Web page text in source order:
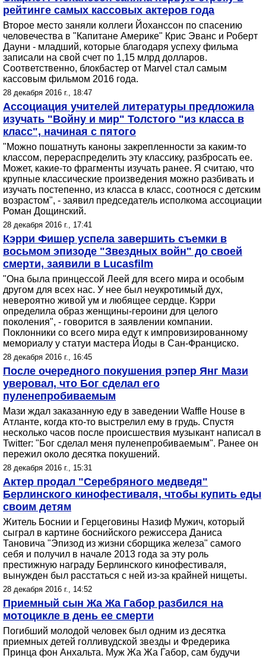
рейтинге самых кассовых актеров года
Второе место заняли коллеги Йоханссон по спасению
человечества в "Капитане Америке" Крис Эванс и Роберт
Дауни - младший, которые благодаря успеху фильма
записали на свой счет по 1,15 млрд долларов.
Соответственно, блокбастер от Marvel стал самым
кассовым фильмом 2016 года.
28 декабря 2016 г., 18:47
Ассоциация учителей литературы предложила
изучать "Войну и мир" Толстого "из класса в
класс", начиная с пятого
"Можно пошатнуть каноны закрепленности за каким-то
классом, перераспределить эту классику, разбросать ее.
Может, какие-то фрагменты изучать ранее. Я считаю, что
крупные классические произведения можно разбивать и
изучать постепенно, из класса в класс, соотнося с детским
возрастом", - заявил председатель исполкома ассоциации
Роман Дощинский.
28 декабря 2016 г., 17:41
Кэрри Фишер успела завершить съемки в
восьмом эпизоде "Звездных войн" до своей
смерти, заявили в Lucasfilm
"Она была принцессой Леей для всего мира и особым
другом для всех нас. У нее был неукротимый дух,
невероятно живой ум и любящее сердце. Кэрри
определила образ женщины-героини для целого
поколения", - говорится в заявлении компании.
Поклонники со всего мира едут к импровизированному
мемориалу у статуи мастера Йоды в Сан-Франциско.
28 декабря 2016 г., 16:45
После очередного покушения рэпер Янг Мази
уверовал, что Бог сделал его
пуленепробиваемым
Мази ждал заказанную еду в заведении Waffle House в
Атланте, когда кто-то выстрелил ему в грудь. Спустя
несколько часов после происшествия музыкант написал в
Twitter: "Бог сделал меня пуленепробиваемым". Ранее он
пережил около десятка покушений.
28 декабря 2016 г., 15:31
Актер продал "Серебряного медведя"
Берлинского кинофестиваля, чтобы купить еды
своим детям
Житель Боснии и Герцеговины Назиф Мужич, который
сыграл в картине боснийского режиссера Даниса
Тановича "Эпизод из жизни сборщика железа" самого
себя и получил в начале 2013 года за эту роль
престижную награду Берлинского кинофестиваля,
вынужден был расстаться с ней из-за крайней нищеты.
28 декабря 2016 г., 14:52
Приемный сын Жа Жа Габор разбился на
мотоцикле в день ее смерти
Погибший молодой человек был одним из десятка
приемных детей голливудской звезды и Фредерика
Принца фон Анхальта. Муж Жа Жа Габор, сам будучи